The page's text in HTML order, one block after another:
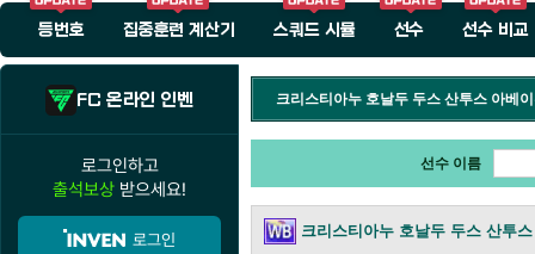
등번호 집중훈련 계산기 스쿼드 시뮬 선수 선수 비교
FC 온라인 인벤
로그인하고
출석보상 받으세요!
로그인
크리스티아누 호날두 두스 산투스 아베
선수 이름
크리스티아누 호날두 두스 산투